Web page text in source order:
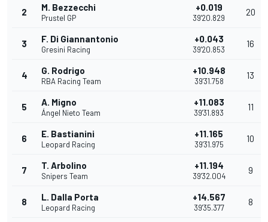
2 M. Bezzecchi
Prustel GP
+0.019
39'20.829
20
3 F. Di Giannantonio
Gresini Racing
+0.043
39'20.853
16
4 G. Rodrigo
RBA Racing Team
+10.948
39'31.758
13
5 A. Migno
Ángel Nieto Team
+11.083
39'31.893
11
6 E. Bastianini
Leopard Racing
+11.165
39'31.975
10
7 T. Arbolino
Snipers Team
+11.194
39'32.004
9
8 L. Dalla Porta
Leopard Racing
+14.567
39'35.377
8